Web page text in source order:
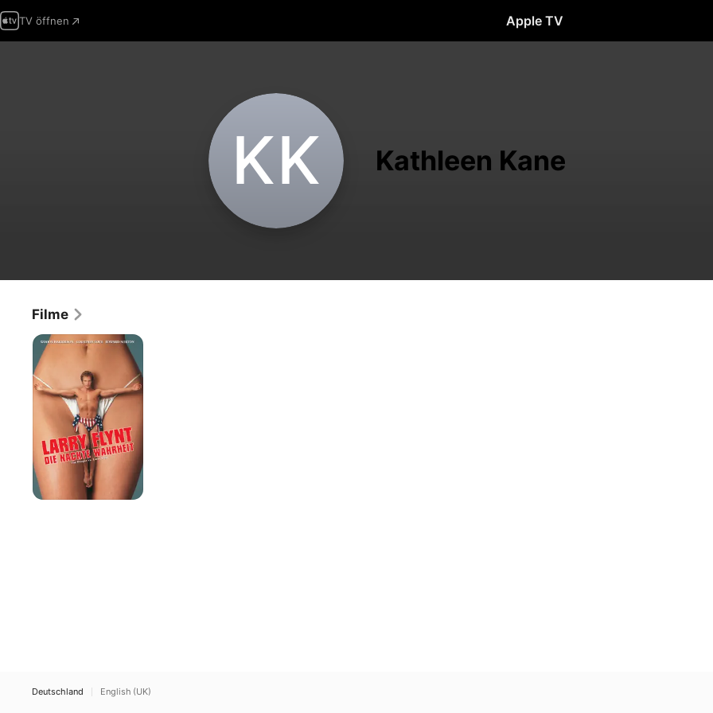
TV öffnen Apple TV
K‌K Kathleen Kane
Filme
Larry
Flynt
–
Die
nackte
Wahrheit
Deutschland English (UK)